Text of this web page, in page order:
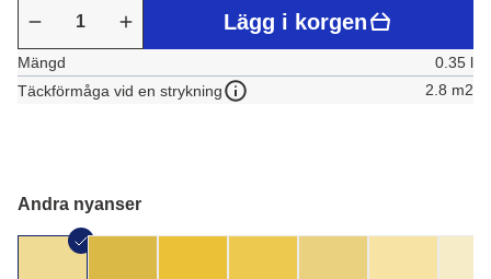
Lägg i korgen
Mängd
0.35 l
Täckförmåga vid en strykning
2.8 m2
Andra nyanser